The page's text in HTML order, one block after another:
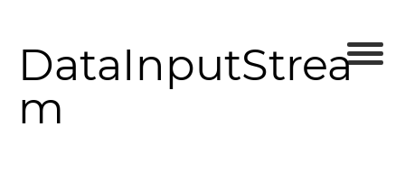
DataInputStrea
m